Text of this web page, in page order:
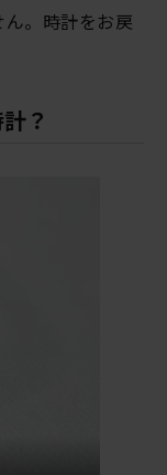
。時計をお戻
？